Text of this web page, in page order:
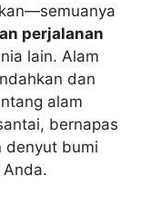
perjalanan
lain. Alam
dan
alam
bernapas
denyut bumi